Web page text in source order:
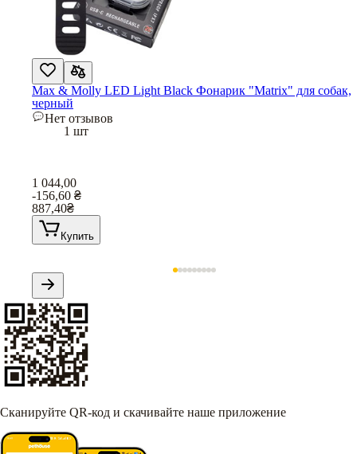
Max & Molly LED Light Black Фонарик "Matrix" для собак,
черный
Нет отзывов
1 шт
1 044,00
-156,60 ₴
887,40₴
Купить
Сканируйте QR-код и скачивайте наше приложение